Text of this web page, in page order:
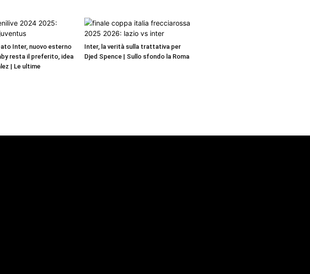
Inter, nuovo esterno
resta il preferito, idea
| Le ultime
Inter, la verità sulla trattativa per
Djed Spence | Sullo sfondo la Roma